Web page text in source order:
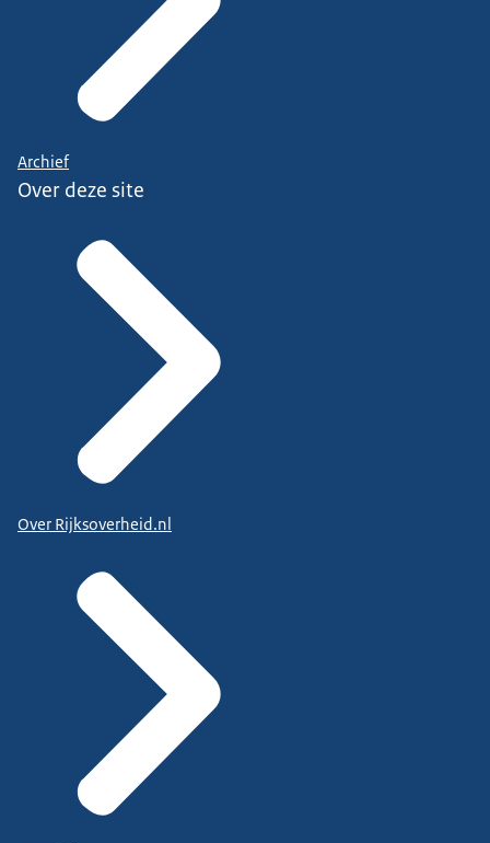
Archief
Over deze site
Over Rijksoverheid.nl